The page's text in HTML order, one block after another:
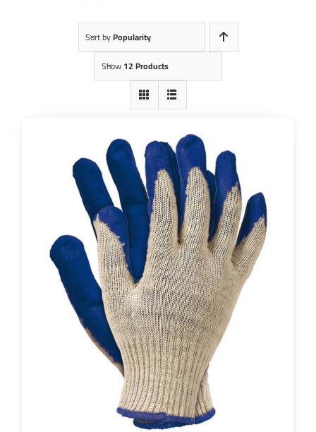
Sort byPopularity
Show12 Products